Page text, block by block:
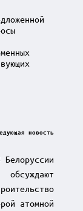
новость
Белоруссии
обсуждают
атомной